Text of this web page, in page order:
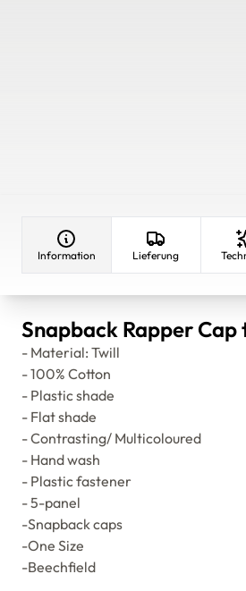
Information Lieferung
Snapback Rapper Cap
- Material: Twill
- 100% Cotton
- Plastic shade
- Flat shade
- Contrasting/ Multicoloured
- Hand wash
- Plastic fastener
- 5-panel
-Snapback caps
-One Size
-Beechfield